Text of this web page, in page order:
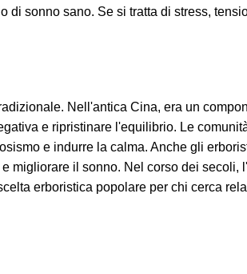
sonno sano. Se si tratta di stress,
Nell'antica Cina, era un
e ripristinare l'equilibrio. Le
e indurre la calma. Anche gli
migliorare il sonno. Nel corso dei secoli,
erboristica popolare per chi cerca